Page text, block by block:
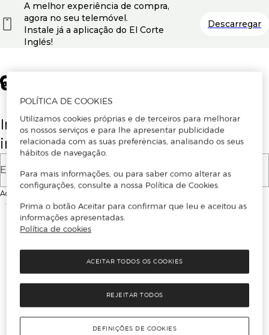
Insira o seu email para se registar ou
iniciar sessão.
E-mail
Ao continuar, aceitas as
A melhor experiência de compra,
agora no seu telemóvel.
Instale já a aplicação do El Corte
Inglés!
Descarregar
POLÍTICA DE COOKIES
Utilizamos cookies próprias e de terceiros para melhorar
os nossos serviços e para lhe apresentar publicidade
relacionada com as suas preferências, analisando os seus
hábitos de navegação.
Para mais informações, ou para saber como alterar as
configurações, consulte a nossa Política de Cookies.
Prima o botão Aceitar para confirmar que leu e aceitou as
informações apresentadas.
Política de cookies
REJEITAR TODOS
ACEITAR TODOS OS COOKIES
DEFINIÇÕES DE COOKIES